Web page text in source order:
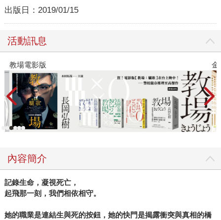
出版日： 2019/01/15
活動訊息
教場電影版 金
內容簡介
記錄生命，凝視死亡，
起飛那一刻，我們相依相守。
她的職業是連結生與死的按鈕，她的快門是揭露衝突與真相的橋